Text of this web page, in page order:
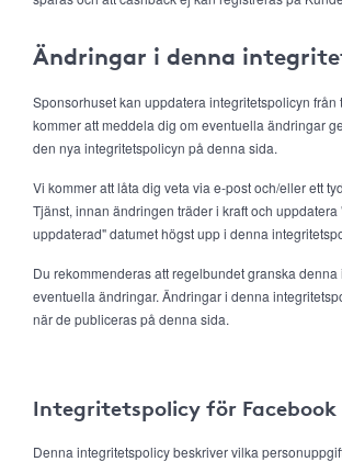
Ändringar i denna
Sponsorhuset kan uppdatera integritetspolicyn från
kommer att meddela dig om eventuella ändringar
den nya integritetspolicyn på denna sida.
Vi kommer att låta dig veta via e-post och/eller ett
Tjänst, innan ändringen träder i kraft och uppdatera
uppdaterad" datumet högst upp i denna
Du rekommenderas att regelbundet granska
eventuella ändringar. Ändringar i denna
när de publiceras på denna sida.
Integritetspolicy för
Denna integritetspolicy beskriver vilka